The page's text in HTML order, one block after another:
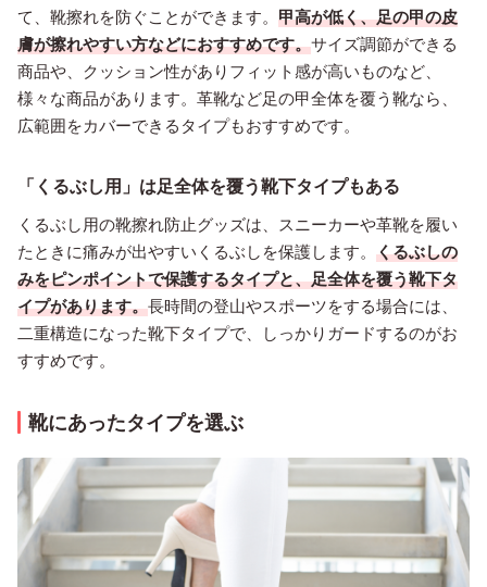
て、靴擦れを防ぐことができます。 甲高が低く、足の甲の皮
膚が擦れやすい方などにおすすめです。サイズ調節ができる
商品や、クッション性がありフィット感が高いものなど、
様々な商品があります。革靴など足の甲全体を覆う靴なら、
広範囲をカバーできるタイプもおすすめです。
「くるぶし用」は足全体を覆う靴下タイプもある
くるぶし用の靴擦れ防止グッズは、スニーカーや革靴を履い
たときに痛みが出やすいくるぶしを保護します。 くるぶしの
みをピンポイントで保護するタイプと、足全体を覆う靴下タ
イプがあります。長時間の登山やスポーツをする場合には、
二重構造になった靴下タイプで、しっかりガードするのがお
すすめです。
靴にあったタイプを選ぶ